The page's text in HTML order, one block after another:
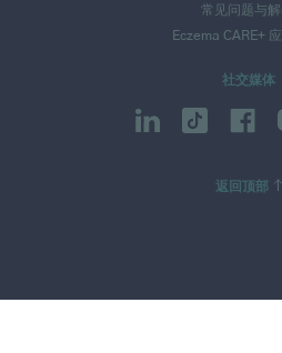
常见问题与解
Eczema CARE+
社交媒体
返回顶部